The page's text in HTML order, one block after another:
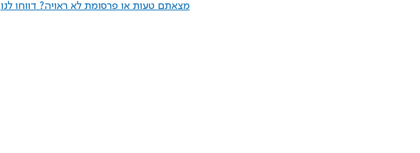
מצאתם טעות או פרסומת לא ראויה? דווחו לנו